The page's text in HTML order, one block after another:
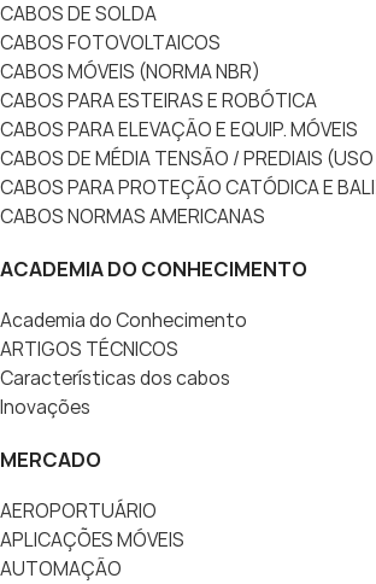
CABOS DE SOLDA
CABOS FOTOVOLTAICOS
CABOS MÓVEIS (NORMA NBR)
CABOS PARA ESTEIRAS E ROBÓTICA
CABOS PARA ELEVAÇÃO E EQUIP. MÓVEIS
CABOS DE MÉDIA TENSÃO / PREDIAIS (USO
CABOS PARA PROTEÇÃO CATÓDICA E
CABOS NORMAS AMERICANAS
ACADEMIA DO CONHECIMENTO
Academia do Conhecimento
ARTIGOS TÉCNICOS
Características dos cabos
Inovações
MERCADO
AEROPORTUÁRIO
APLICAÇÕES MÓVEIS
AUTOMAÇÃO